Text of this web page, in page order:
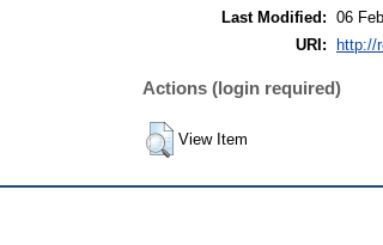
Last Modified: 06
URI:
http://
Actions (login required)
View Item